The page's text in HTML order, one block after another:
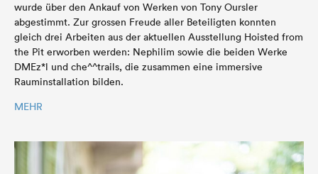
wurde über den Ankauf von Werken von Tony Oursler
abgestimmt. Zur grossen Freude aller Beteiligten konnten
gleich drei Arbeiten aus der aktuellen Ausstellung Hoisted from
the Pit erworben werden: Nephilim sowie die beiden Werke
DMEz*l und che^^trails, die zusammen eine immersive
Rauminstallation bilden.
MEHR